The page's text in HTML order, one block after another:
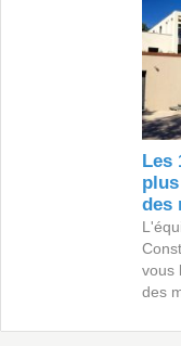
Les
des
vous
des